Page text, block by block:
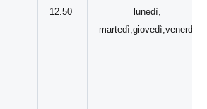
12.50
lunedì,
martedì,giovedì,venerdì